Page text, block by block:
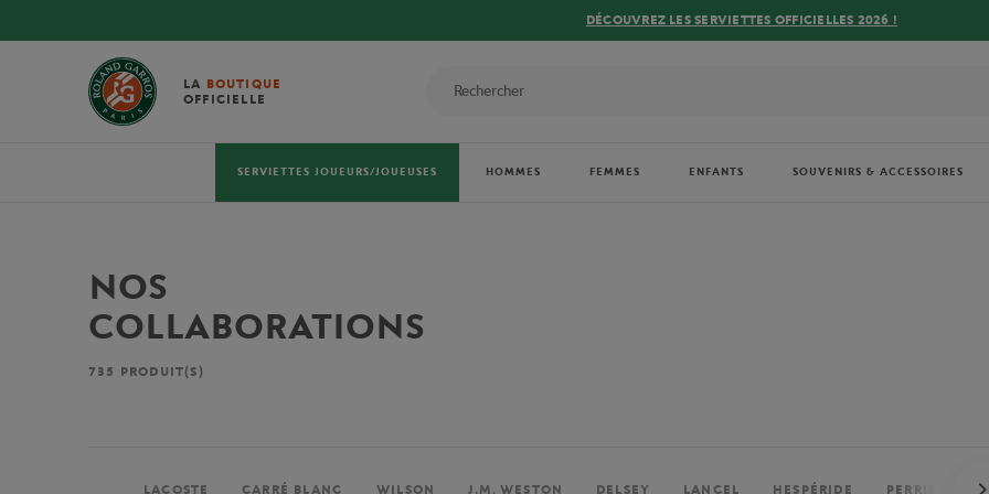
DÉCOUVREZ LES SERVIETTES OFFICIELLES 2026 !
LA BOUTIQUE
OFFICIELLE
SERVIETTES JOUEURS/JOUEUSES HOMMES FEMMES ENFANTS SOUVENIRS & ACCESSOIRES
NOS
COLLABORATIONS
735 PRODUIT(S)
LACOSTE CARRÉ BLANC WILSON J.M. WESTON DELSEY LANCEL HESPÉRIDE PERRIER